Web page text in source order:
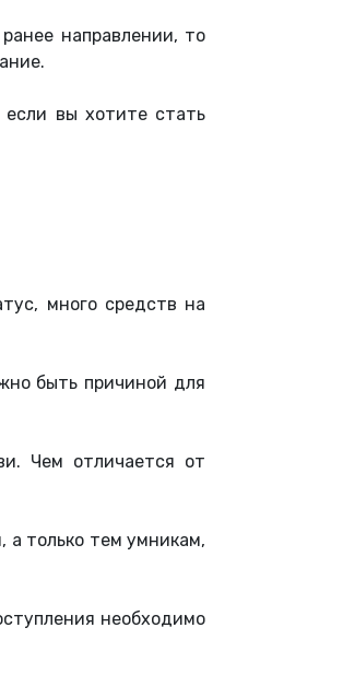
направлении, то
вы хотите стать
много средств на
быть причиной для
Чем отличается от
а только тем умникам,
необходимо